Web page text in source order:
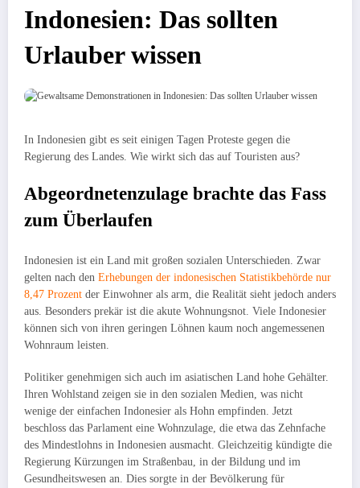
Indonesien: Das sollten
Urlauber wissen
In Indonesien gibt es seit einigen Tagen Proteste gegen die
Regierung des Landes. Wie wirkt sich das auf Touristen aus?
Abgeordnetenzulage brachte das Fass
zum Überlaufen
Indonesien ist ein Land mit großen sozialen Unterschieden. Zwar
gelten nach den Erhebungen der indonesischen Statistikbehörde nur
8,47 Prozent der Einwohner als arm, die Realität sieht jedoch anders
aus. Besonders prekär ist die akute Wohnungsnot. Viele Indonesier
können sich von ihren geringen Löhnen kaum noch angemessenen
Wohnraum leisten.
Politiker genehmigen sich auch im asiatischen Land hohe Gehälter.
Ihren Wohlstand zeigen sie in den sozialen Medien, was nicht
wenige der einfachen Indonesier als Hohn empfinden. Jetzt
beschloss das Parlament eine Wohnzulage, die etwa das Zehnfache
des Mindestlohns in Indonesien ausmacht. Gleichzeitig kündigte die
Regierung Kürzungen im Straßenbau, in der Bildung und im
Gesundheitswesen an. Dies sorgte in der Bevölkerung für